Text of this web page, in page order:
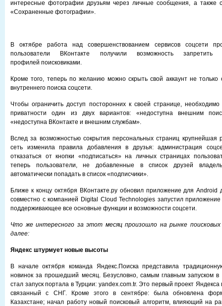
интересные фотографии друзьям через личные сообщения, а также
«Сохраненные фотографии».
В октябре работа над совершенствованием сервисов соцсети
пользователи ВКонтакте получили возможность запретить
профилей поисковиками.
Кроме того, теперь по желанию можно скрыть свой аккаунт не только
внутреннего поиска соцсети.
Чтобы ограничить доступ посторонних к своей странице,
приватности один из двух вариантов: «недоступна внешним
«недоступна ВКонтакте и внешним службам».
Вслед за возможностью сокрытия персональных страниц крупнейшая
сеть изменила правила добавления в друзья: администрация
отказаться от кнопки «подписаться» на личных страницах
теперь пользователи, не добавленные в список друзей
автоматически попадать в список «подписчики».
Ближе к концу октября ВКонтакте.ру обновил приложение для Android
совместно с компанией Digital Cloud Technologies запустил
поддерживающее все основные функции и возможности соцсети.
Что же интересного за этот месяц произошло на рынке
далее:
Яндекс штурмует новые высоты
В начале октября команда Яндекс.Поиска представила
новинок за прошедший месяц. Безусловно, самым главным запуском в
стал запуск портала в Турции: yandex.com.tr. Это первый проект
связанный с СНГ. Кроме этого в сентябре: была обновлена
Казахстане; начал работу новый поисковый алгоритм, влияющий на